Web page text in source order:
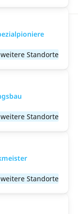
Standorte
Standorte
Standorte